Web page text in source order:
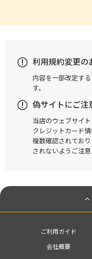
利用規約変更の
内容を一部改定す
す。
偽サイトにご注
当店のウェブサイ
クレジットカード
複数確認されてお
されないようご注意
ご利用ガイド
会社概要